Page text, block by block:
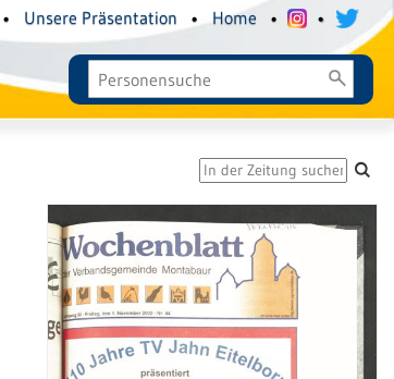
• Unsere Präsentation • Home • •